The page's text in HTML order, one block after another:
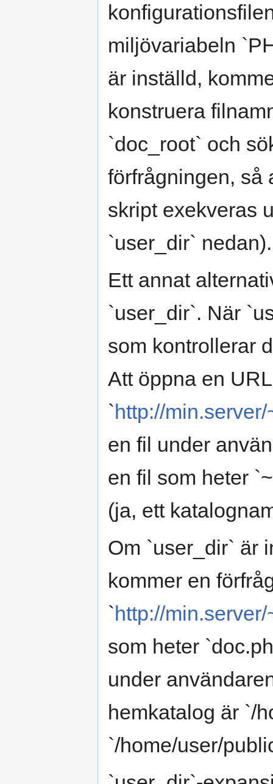
miljövariabeln
är inställd,
konstruera
`doc_root` och
förfrågningen, så
skript exekveras
`user_dir` nedan).
Ett annat
`user_dir`. När
som kontrollerar
Att öppna en
`http://
en fil under
en fil som heter
(ja, ett
Om `user_dir` är
kommer en
`http://
som heter
under
hemkatalog är `/
`/home/user/